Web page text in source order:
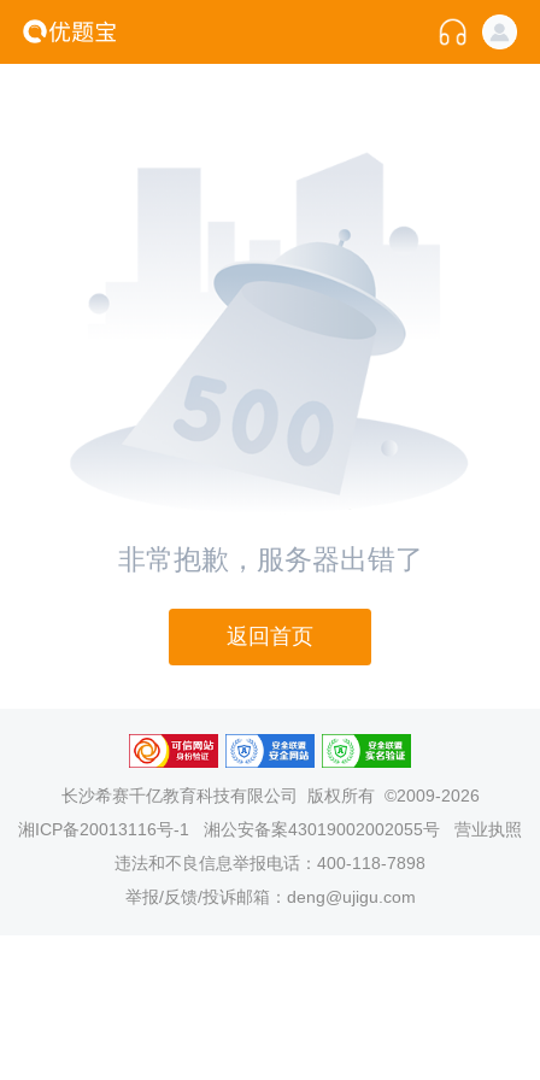
非常抱歉，服务器出错了
返回首页
长沙希赛千亿教育科技有限公司
版权所有 ©2009-2026
湘ICP备20013116号-1
湘公安备案43019002002055号
营业执照
违法和不良信息举报电话：400-118-7898
举报/反馈/投诉邮箱：deng@ujigu.com